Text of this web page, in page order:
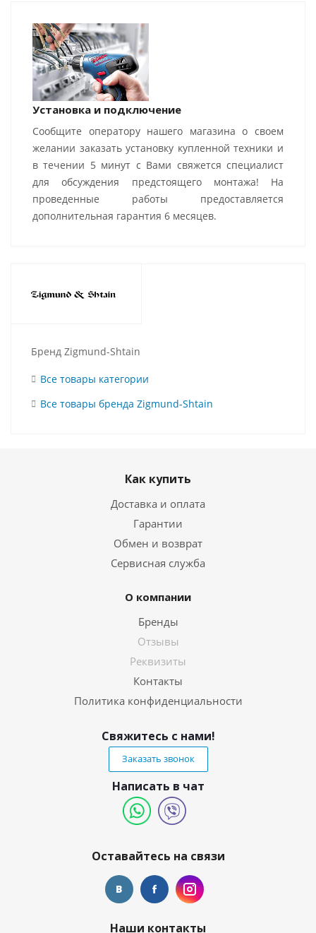
Установка и подключение
Сообщите оператору нашего магазина о своем
желании заказать установку купленной техники и
в течении 5 минут с Вами свяжется специалист
для обсуждения предстоящего монтажа! На
проведенные работы предоставляется
дополнительная гарантия 6 месяцев.
Бренд Zigmund-Shtain
Все товары категории
Все товары бренда Zigmund-Shtain
Как купить
Доставка и оплата
Гарантии
Обмен и возврат
Сервисная служба
О компании
Бренды
Отзывы
Реквизиты
Контакты
Политика конфиденциальности
Свяжитесь с нами!
Заказать звонок
Написать в чат
Оставайтесь на связи
Наши контакты